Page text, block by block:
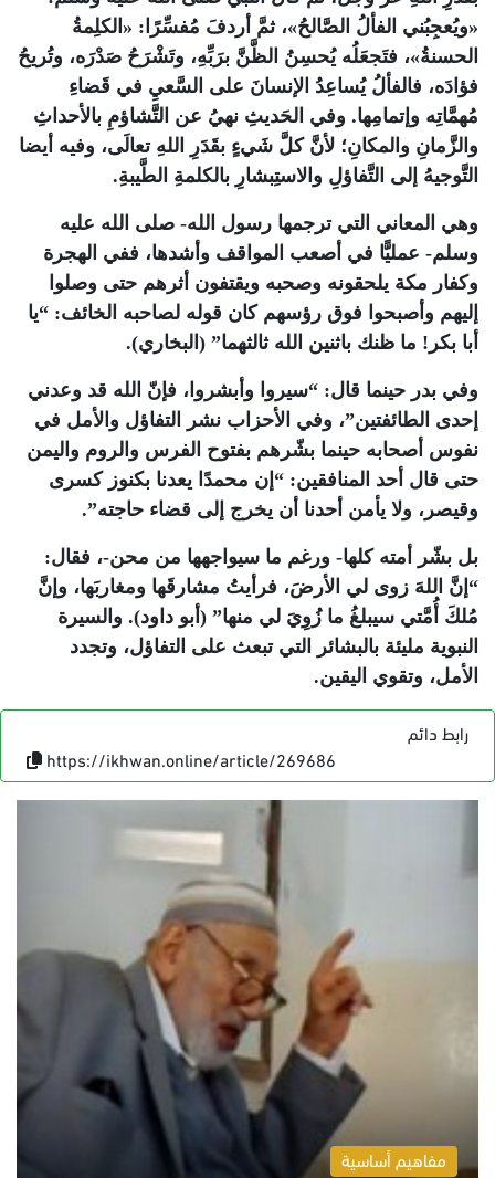
«ويُعجِبُني الفألُ الصَّالحُ»، ثمَّ أردفَ مُفسِّرًا: «الكلِمةُ
الحسنةُ»، فتَجعَلُه يُحسِنُ الظَّنَّ برَبِّهِ، وتَشْرَحُ صَدْرَه، وتُريحُ
فؤادَه، فالفألُ يُساعِدُ الإنسانَ على السَّعيِ في قَضاءِ
مُهمَّاتِه وإتمامِها. وفي الحَديثِ نهيُ عن التَّشاؤمِ بالأحداثِ
والزَّمانِ والمكانِ؛ لأنَّ كلَّ شَيءٍ بقَدَرِ اللهِ تعالَى، وفيه أيضا
التَّوجيهُ إلى التَّفاؤلِ والاستِبشارِ بالكلمةِ الطَّيبةِ.
وهي المعاني التي ترجمها رسول الله- صلى الله عليه
وسلم- عمليًّا في أصعب المواقف وأشدها، ففي الهجرة
وكفار مكة يلحقونه وصحبه ويقتفون أثرهم حتى وصلوا
إليهم وأصبحوا فوق رؤسهم كان قوله لصاحبه الخائف: “يا
أبا بكر! ما ظنك باثنين الله ثالثهما” (البخاري).
وفي بدر حينما قال: “سيروا وأبشروا، فإنّ الله قد وعدني
إحدى الطائفتين”، وفي الأحزاب نشر التفاؤل والأمل في
نفوس أصحابه حينما بشّرهم بفتوح الفرس والروم واليمن
حتى قال أحد المنافقين: “إن محمدًا يعدنا بكنوز كسرى
وقيصر، ولا يأمن أحدنا أن يخرج إلى قضاء حاجته”.
بل بشّر أمته كلها- ورغم ما سيواجهها من محن-، فقال:
“إنَّ اللهَ زوى لي الأرضَ، فرأيتُ مشارقَها ومغاربَها، وإنَّ
مُلكَ أُمَّتي سيبلغُ ما زُوِيَ لي منها” (أبو داود). والسيرة
النبوية مليئة بالبشائر التي تبعث على التفاؤل، وتجدد
الأمل، وتقوي اليقين.
رابط دائم
https://ikhwan.online/article/269686
مفاهيم أساسية